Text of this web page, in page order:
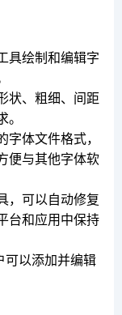
具绘制和编辑字
状、粗细、间距
。
字体文件格式，
便与其他字体软
，可以自动修复
台和应用中保持
可以添加并编辑